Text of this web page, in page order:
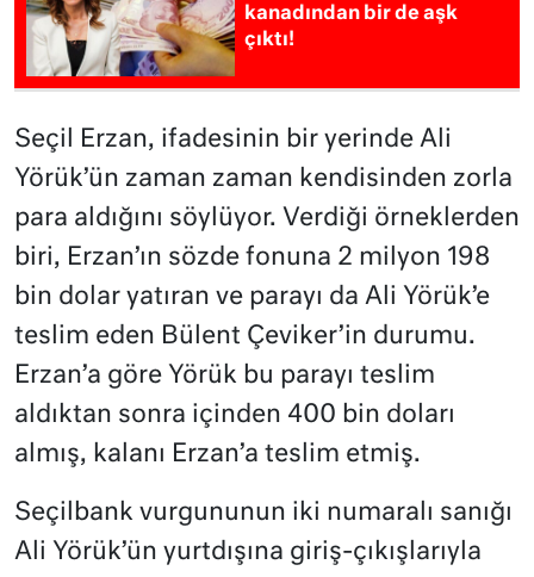
kanadından bir de aşk
çıktı!
Seçil Erzan, ifadesinin bir yerinde Ali
Yörük’ün zaman zaman kendisinden zorla
para aldığını söylüyor. Verdiği örneklerden
biri, Erzan’ın sözde fonuna 2 milyon 198
bin dolar yatıran ve parayı da Ali Yörük’e
teslim eden Bülent Çeviker’in durumu.
Erzan’a göre Yörük bu parayı teslim
aldıktan sonra içinden 400 bin doları
almış, kalanı Erzan’a teslim etmiş.
Seçilbank vurgununun iki numaralı sanığı
Ali Yörük’ün yurtdışına giriş-çıkışlarıyla